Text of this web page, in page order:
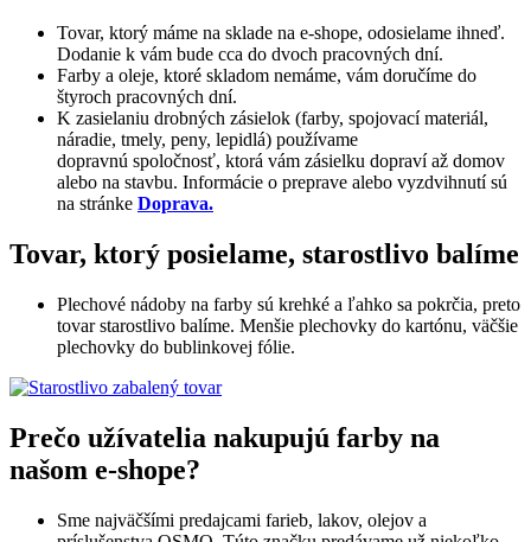
Tovar, ktorý máme na sklade na e-shope, odosielame ihneď.
Dodanie k vám bude cca do dvoch pracovných dní.
Farby a oleje, ktoré skladom nemáme, vám doručíme do
štyroch pracovných dní.
K zasielaniu drobných zásielok (farby, spojovací materiál,
náradie, tmely, peny, lepidlá) používame
dopravnú spoločnosť, ktorá vám zásielku dopraví až domov
alebo na stavbu. Informácie o preprave alebo vyzdvihnutí sú
na stránke Doprava.
Tovar, ktorý posielame, starostlivo balíme
Plechové nádoby na farby sú krehké a ľahko sa pokrčia, preto
tovar starostlivo balíme. Menšie plechovky do kartónu, väčšie
plechovky do bublinkovej fólie.
Prečo užívatelia nakupujú farby na
našom e-shope?
Sme najväčšími predajcami farieb, lakov, olejov a